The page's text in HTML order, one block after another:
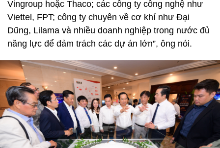
Vingroup hoặc Thaco; các công ty công nghệ như
Viettel, FPT; công ty chuyên về cơ khí như Đại
Dũng, Lilama và nhiều doanh nghiệp trong nước đủ
năng lực để đảm trách các dự án lớn”, ông nói.